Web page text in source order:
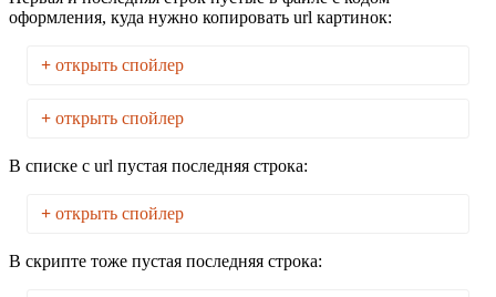
оформления, куда нужно копировать url картинок:
+ открыть спойлер
+ открыть спойлер
В списке с url пустая последняя строка:
+ открыть спойлер
В скрипте тоже пустая последняя строка: